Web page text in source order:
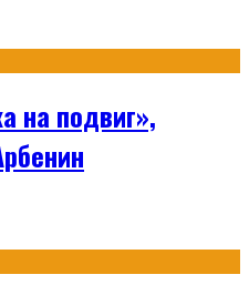
на подвиг»,